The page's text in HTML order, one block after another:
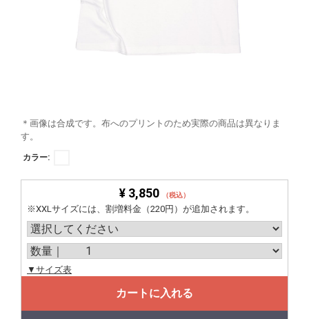
＊画像は合成です。布へのプリントのため実際の商品は異なりま
す。
カラー:
¥ 3,850 （税込）
※XXLサイズには、割増料金（220円）が追加されます。
▼サイズ表
カートに入れる